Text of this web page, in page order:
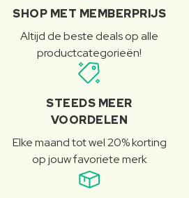
SHOP MET MEMBERPRIJS
Altijd de beste deals op alle
productcategorieën!
STEEDS MEER
VOORDELEN
Elke maand tot wel 20% korting
op jouw favoriete merk